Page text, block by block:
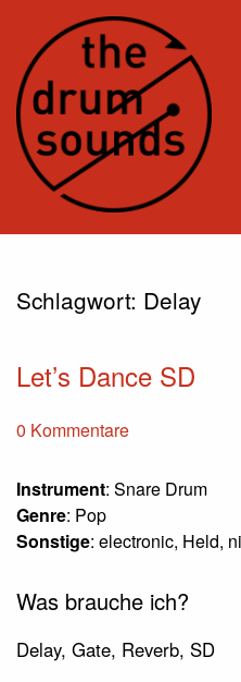
Schlagwort: Delay
Let’s Dance SD
0 Kommentare
Instrument: Snare Drum
Genre: Pop
Sonstige: electronic, Held,
Was brauche ich?
Delay, Gate, Reverb, SD